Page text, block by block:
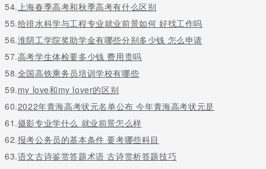
54.上海春季高考和秋季高考有什么区别
55.给排水科学与工程专业就业前景如何 好找工作吗
56.淮阴工学院奖助学金有哪些分别多少钱 怎么申请
57.高考学生体检要多少钱 费用贵吗
58.全国高铁乘务员培训学校有哪些
59.my love和my lover的区别
60.2022年青海高考状元名单公布 今年青海高考状元是
61.摄影专业学什么 就业前景怎么样
62.报考公务员的基本条件 要考哪些科目
63.语文古诗鉴赏答题术语 古诗赏析答题技巧